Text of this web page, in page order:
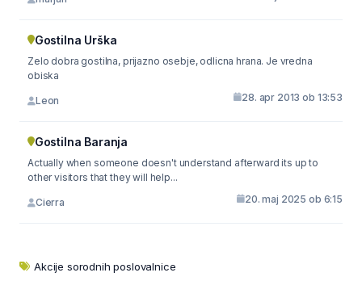
Gostilna Urška
Zelo dobra gostilna, prijazno osebje, odlicna hrana. Je vredna
obiska
Leon 28. apr 2013 ob 13:53
Gostilna Baranja
Actually when someone doesn't understand afterward its up to
other visitors that they will help...
Cierra 20. maj 2025 ob 6:15
Akcije sorodnih poslovalnice